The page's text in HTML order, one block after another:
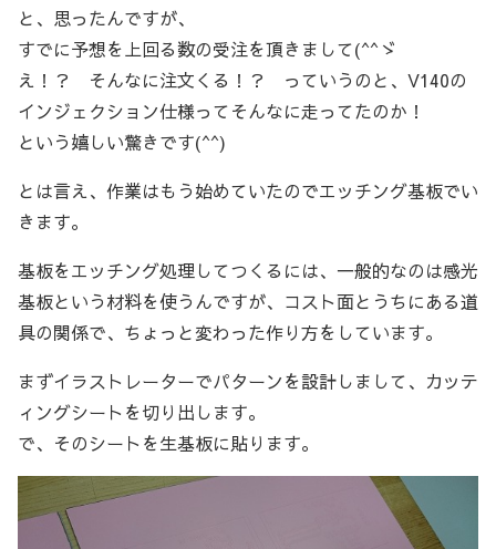
と、思ったんですが、
すでに予想を上回る数の受注を頂きまして(^^ゞ
え！？ そんなに注文くる！？ っていうのと、V140の
インジェクション仕様ってそんなに走ってたのか！
という嬉しい驚きです(^^)
とは言え、作業はもう始めていたのでエッチング基板でい
きます。
基板をエッチング処理してつくるには、一般的なのは感光
基板という材料を使うんですが、コスト面とうちにある道
具の関係で、ちょっと変わった作り方をしています。
まずイラストレーターでパターンを設計しまして、カッテ
ィングシートを切り出します。
で、そのシートを生基板に貼ります。